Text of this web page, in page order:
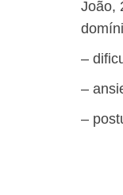
João,
–
–
–